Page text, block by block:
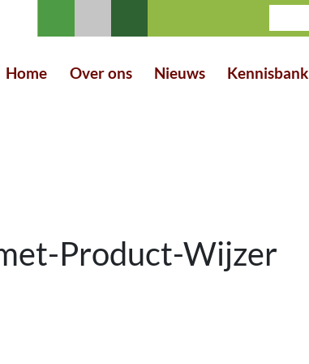
Home Over ons Nieuws Kennisbank
Product-Wijzer